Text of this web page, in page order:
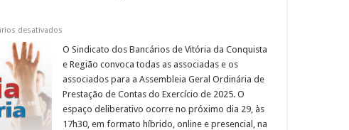
desativados
de
Assembleia
de
Prestação
de
do
Exercício
O Sindicato dos Bancários de Vitória da Conquista
e Região convoca todas as associadas e os
associados para a Assembleia Geral Ordinária de
Prestação de Contas do Exercício de 2025. O
espaço deliberativo ocorre no próximo dia 29, às
17h30, em formato híbrido, online e presencial, na